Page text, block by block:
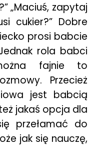
„Maciuś, zapytaj
cukier?” Dobre
prosi babcie
rola babci
fajnie to
Przecież
jest babcią
jakaś opcja dla
przełamać do
jak się nauczę,